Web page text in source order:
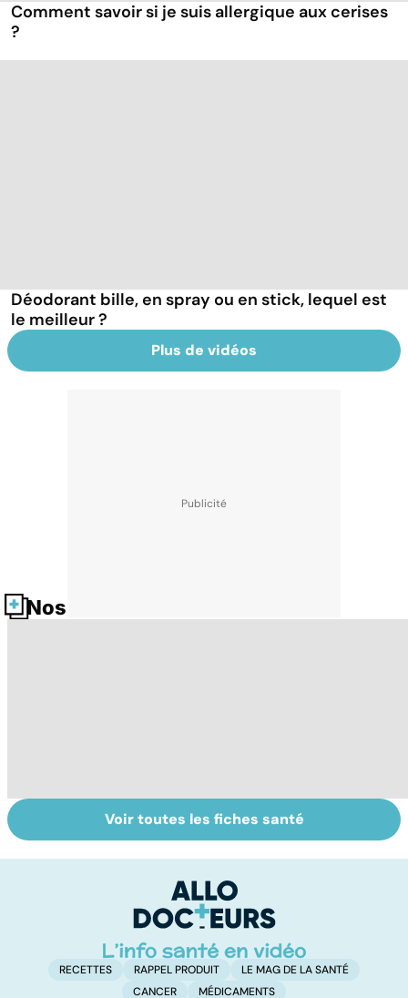
Comment savoir si je suis allergique aux cerises
?
Déodorant bille, en spray ou en stick, lequel est
le meilleur ?
Plus de vidéos
Nos fiches santé
Conjonctivite,
kératite, uvéite :
Faites un pied de
nez à la rhinite
Voir toutes les fiches santé
RECETTES RAPPEL PRODUIT
LE MAG DE LA SANTÉ
CANCER
MÉDICAMENTS